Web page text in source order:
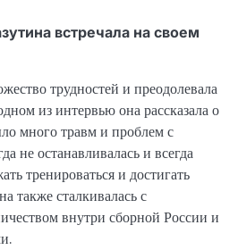
встречала на своем
трудностей и преодолевала
из интервью она рассказала о
много травм и проблем с
не останавливалась и всегда
тренироваться и достигать
также сталкивалась с
внутри сборной России и